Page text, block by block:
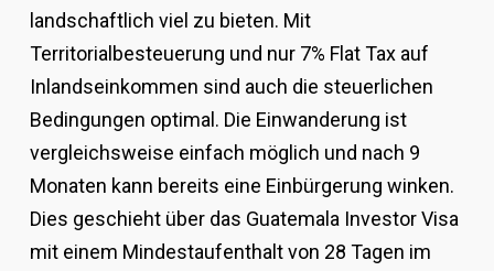
landschaftlich viel zu bieten. Mit
Territorialbesteuerung und nur 7% Flat Tax auf
Inlandseinkommen sind auch die steuerlichen
Bedingungen optimal. Die Einwanderung ist
vergleichsweise einfach möglich und nach 9
Monaten kann bereits eine Einbürgerung winken.
Dies geschieht über das Guatemala Investor Visa
mit einem Mindestaufenthalt von 28 Tagen im